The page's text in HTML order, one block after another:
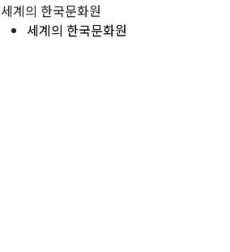
세계의 한국문화원
세계의 한국문화원